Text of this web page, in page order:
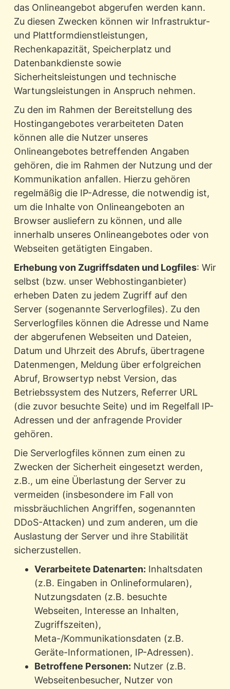
das Onlineangebot abgerufen werden kann.
Zu diesen Zwecken können wir Infrastruktur-
und Plattformdienstleistungen,
Rechenkapazität, Speicherplatz und
Datenbankdienste sowie
Sicherheitsleistungen und technische
Wartungsleistungen in Anspruch nehmen.
Zu den im Rahmen der Bereitstellung des
Hostingangebotes verarbeiteten Daten
können alle die Nutzer unseres
Onlineangebotes betreffenden Angaben
gehören, die im Rahmen der Nutzung und der
Kommunikation anfallen. Hierzu gehören
regelmäßig die IP-Adresse, die notwendig ist,
um die Inhalte von Onlineangeboten an
Browser ausliefern zu können, und alle
innerhalb unseres Onlineangebotes oder von
Webseiten getätigten Eingaben.
Erhebung von Zugriffsdaten und Logfiles: Wir
selbst (bzw. unser Webhostinganbieter)
erheben Daten zu jedem Zugriff auf den
Server (sogenannte Serverlogfiles). Zu den
Serverlogfiles können die Adresse und Name
der abgerufenen Webseiten und Dateien,
Datum und Uhrzeit des Abrufs, übertragene
Datenmengen, Meldung über erfolgreichen
Abruf, Browsertyp nebst Version, das
Betriebssystem des Nutzers, Referrer URL
(die zuvor besuchte Seite) und im Regelfall IP-
Adressen und der anfragende Provider
gehören.
Die Serverlogfiles können zum einen zu
Zwecken der Sicherheit eingesetzt werden,
z.B., um eine Überlastung der Server zu
vermeiden (insbesondere im Fall von
missbräuchlichen Angriffen, sogenannten
DDoS-Attacken) und zum anderen, um die
Auslastung der Server und ihre Stabilität
sicherzustellen.
Verarbeitete Datenarten: Inhaltsdaten
(z.B. Eingaben in Onlineformularen),
Nutzungsdaten (z.B. besuchte
Webseiten, Interesse an Inhalten,
Zugriffszeiten),
Meta-/Kommunikationsdaten (z.B.
Geräte-Informationen, IP-Adressen).
Betroffene Personen: Nutzer (z.B.
Webseitenbesucher, Nutzer von